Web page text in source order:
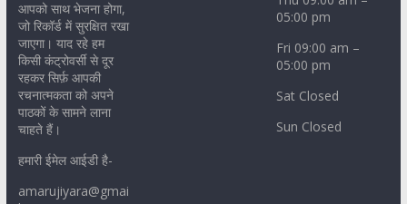
आपको साथ भेजना होगा,
जो रिकॉर्ड में सुरक्षित रखा
जाएगा। याद रहे हम
किसी कंट्रोवर्सी से दूर
रहकर सिर्फ़ आपकी
रचनात्मकता को अपने
पाठकों के सामने लाना
चाहते हैं।
हमारी ईमेल आईडी है-
amarujiyara@gmai
05:00 pm
Fri 09:00 am –
05:00 pm
Sat Closed
Sun Closed